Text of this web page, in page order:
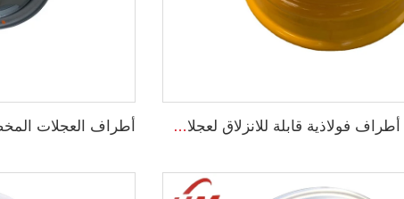
مصنع الأطراف أطراف فولاذية قابلة للانزلاق لعجلات الحمالات الحجم 8.25 x 16.5 أطراف فولاذية مخصصة بـ 8 فتحات إطارات الحجم 10-16.5